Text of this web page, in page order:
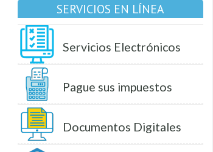
SERVICIOS EN LÍNEA
Servicios Electrónicos
Pague sus impuestos
Documentos Digitales